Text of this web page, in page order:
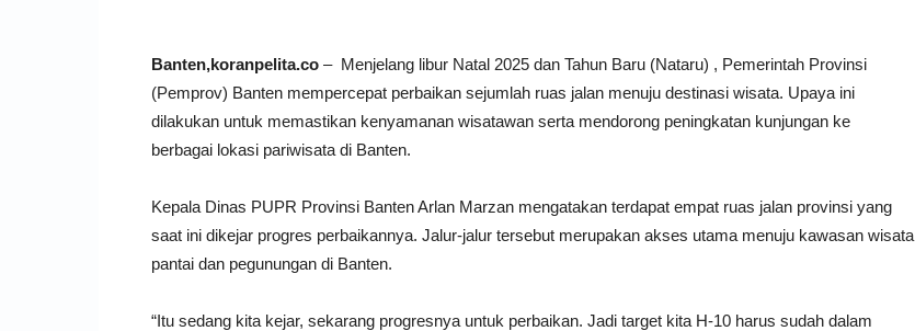
Banten,koranpelita.co – Menjelang libur Natal 2025 dan Tahun Baru (Nataru) , Pemerintah Provinsi
(Pemprov) Banten mempercepat perbaikan sejumlah ruas jalan menuju destinasi wisata. Upaya ini
dilakukan untuk memastikan kenyamanan wisatawan serta mendorong peningkatan kunjungan ke
berbagai lokasi pariwisata di Banten.
Kepala Dinas PUPR Provinsi Banten Arlan Marzan mengatakan terdapat empat ruas jalan provinsi yang
saat ini dikejar progres perbaikannya. Jalur-jalur tersebut merupakan akses utama menuju kawasan wisata
pantai dan pegunungan di Banten.
“Itu sedang kita kejar, sekarang progresnya untuk perbaikan. Jadi target kita H-10 harus sudah dalam